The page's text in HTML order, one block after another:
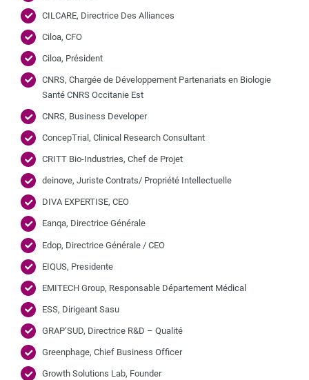
CILCARE, Directrice Des Alliances
Ciloa, CFO
Ciloa, Président
CNRS, Chargée de Développement Partenariats en Biologie
Santé CNRS Occitanie Est
CNRS, Business Developer
ConcepTrial, Clinical Research Consultant
CRITT Bio-Industries, Chef de Projet
deinove, Juriste Contrats/ Propriété Intellectuelle
DIVA EXPERTISE, CEO
Eanqa, Directrice Générale
Edop, Directrice Générale / CEO
EIQUS, Presidente
EMITECH Group, Responsable Département Médical
ESS, Dirigeant Sasu
GRAP’SUD, Directrice R&D – Qualité
Greenphage, Chief Business Officer
Growth Solutions Lab, Founder